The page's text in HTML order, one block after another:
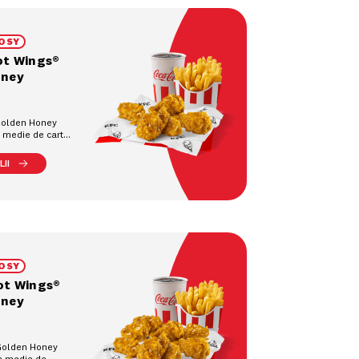
Wings®
Honey
de cartofi
Wings®
Honey